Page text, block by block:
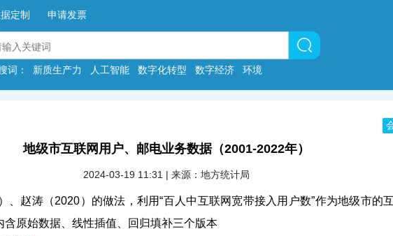
定制 申请发票
词：
新质生产力 人工智能 数字化转型 数字经济 环境
地级市互联网用户、邮电业务数据（2001-2022年）
2024-03-19 11:31 | 来源：地方统计局
、赵涛（2020）的做法，利用“百人中互联网宽带接入用户数”作为地级市的
含原始数据、线性插值、回归填补三个版本